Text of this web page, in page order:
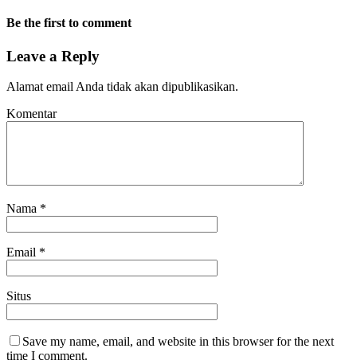
Be the first to comment
Leave a Reply
Alamat email Anda tidak akan dipublikasikan.
Komentar
Nama *
Email *
Situs
Save my name, email, and website in this browser for the next
time I comment.